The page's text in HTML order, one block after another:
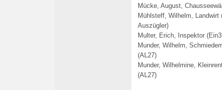
Mücke, August,
Mühlsteff, Wilhelm,
Auszügler)
Multer, Erich, Inspektor
Munder, Wilhelm,
(AL27)
Munder, Wilhelmine,
(AL27)